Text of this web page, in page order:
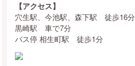
【アクセス】
穴生駅、今池駅、森下駅 徒歩16分
黒崎駅 車で7分
バス停 相生町駅 徒歩1分